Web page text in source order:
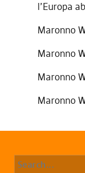
l’Europa
Maronno
Maronno
Maronno
Maronno